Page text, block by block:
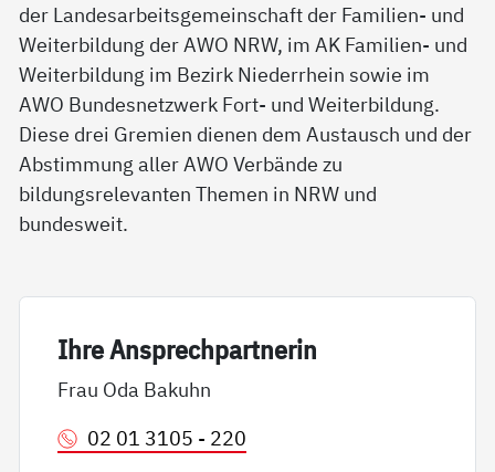
der Landesarbeitsgemeinschaft der Familien- und
Weiterbildung der AWO NRW, im AK Familien- und
Weiterbildung im Bezirk Niederrhein sowie im
AWO Bundesnetzwerk Fort- und Weiterbildung.
Diese drei Gremien dienen dem Austausch und der
Abstimmung aller AWO Verbände zu
bildungsrelevanten Themen in NRW und
bundesweit.
Ih­re An­sp­rech­part­ne­rin
Frau Oda Bakuhn
02 01 3105 - 220